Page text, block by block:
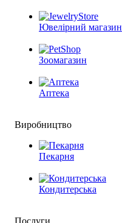
Ювелірний магазин
Зоомагазин
Аптека
Виробництво
Пекарня
Кондитерська
Послуги